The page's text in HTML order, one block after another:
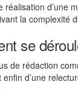
réalisation d’une
la complexité
se
de rédaction
enfin d’une